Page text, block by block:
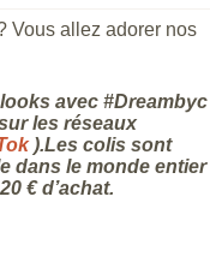
Vous allez adorer nos
avec #Dreambyc
les réseaux
).Les colis sont
dans le monde entier
€ d’achat.